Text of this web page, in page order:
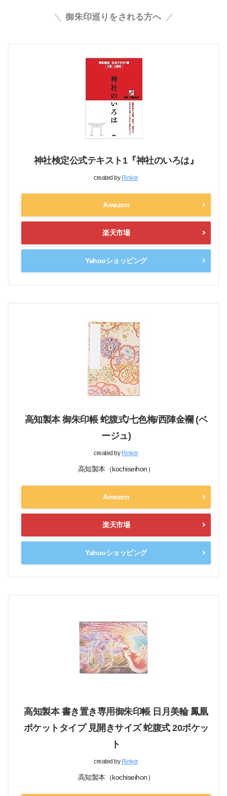
御朱印巡りをされる方へ
神社検定公式テキスト1『神社のいろは』
created by Rinker
Amazon
楽天市場
Yahooショッピング
高知製本 御朱印帳 蛇腹式/七色梅/西陣金襴 (ベ
ージュ)
created by Rinker
高知製本（kochiseihon）
Amazon
楽天市場
Yahooショッピング
高知製本 書き置き専用御朱印帳 日月美輪 鳳凰
ポケットタイプ 見開きサイズ 蛇腹式 20ポケッ
ト
created by Rinker
高知製本（kochiseihon）